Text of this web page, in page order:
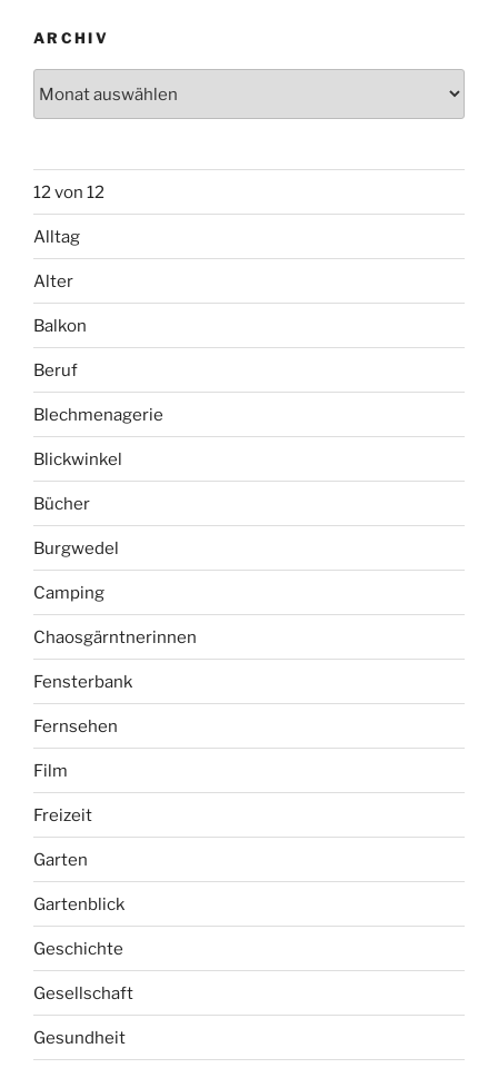
ARCHIV
12 von 12
Alltag
Alter
Balkon
Beruf
Blechmenagerie
Blickwinkel
Bücher
Burgwedel
Camping
Chaosgärntnerinnen
Fensterbank
Fernsehen
Film
Freizeit
Garten
Gartenblick
Geschichte
Gesellschaft
Gesundheit